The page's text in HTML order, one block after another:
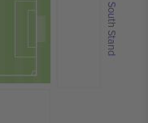
South Stand